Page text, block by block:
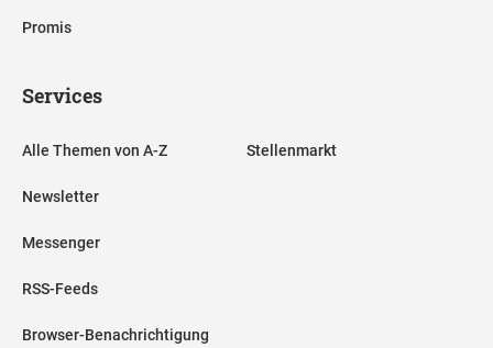
Promis
Services
Alle Themen von A-Z
Newsletter
Messenger
RSS-Feeds
Browser-Benachrichtigung
Stellenmarkt